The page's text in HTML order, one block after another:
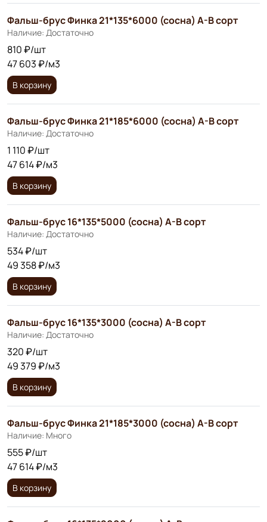
Фальш-брус Финка 21*135*6000 (сосна) А-В сорт
Наличие: Достаточно
810 ₽/шт
47 603 ₽/м3
В корзину
Фальш-брус Финка 21*185*6000 (сосна) А-В сорт
Наличие: Достаточно
1 110 ₽/шт
47 614 ₽/м3
В корзину
Фальш-брус 16*135*5000 (сосна) A-B сорт
Наличие: Достаточно
534 ₽/шт
49 358 ₽/м3
В корзину
Фальш-брус 16*135*3000 (сосна) A-B сорт
Наличие: Достаточно
320 ₽/шт
49 379 ₽/м3
В корзину
Фальш-брус Финка 21*185*3000 (сосна) А-В сорт
Наличие: Много
555 ₽/шт
47 614 ₽/м3
В корзину